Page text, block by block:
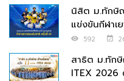
นิสิต ม.ทักษิ
แข่งขันกีฬาเ
592
สาธิต ม.ทัก
ITEX 2026